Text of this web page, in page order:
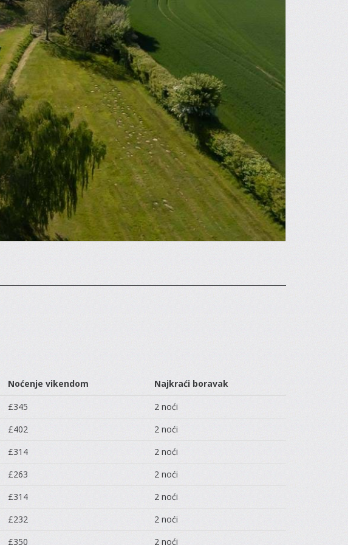
Noćenje vikendom
Najkraći boravak
£345
2 noći
£402
2 noći
£314
2 noći
£263
2 noći
£314
2 noći
£232
2 noći
£350 2 noći